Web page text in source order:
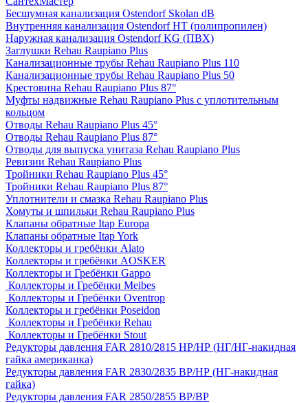
Бесшумная канализация Ostendorf Skolan dB
Внутренняя канализация Ostendorf HT (полипропилен)
Наружная канализация Ostendorf KG (ПВХ)
Заглушки Rehau Raupiano Plus
Канализационные трубы Rehau Raupiano Plus 110
Канализационные трубы Rehau Raupiano Plus 50
Крестовина Rehau Raupiano Plus 87°
Муфты надвижные Rehau Raupiano Plus с уплотительным
кольцом
Отводы Rehau Raupiano Plus 45°
Отводы Rehau Raupiano Plus 87°
Отводы для выпуска унитаза Rehau Raupiano Plus
Ревизии Rehau Raupiano Plus
Тройники Rehau Raupiano Plus 45°
Тройники Rehau Raupiano Plus 87°
Уплотнители и смазка Rehau Raupiano Plus
Хомуты и шпильки Rehau Raupiano Plus
Клапаны обратные Itap Europa
Клапаны обратные Itap York
Коллекторы и гребёнки Alato
Коллекторы и гребёнки AOSKER
Коллекторы и Гребёнки Gappo
Коллекторы и Гребёнки Meibes
Коллекторы и Гребёнки Oventrop
Коллекторы и гребёнки Poseidon
Коллекторы и Гребёнки Rehau
Коллекторы и Гребёнки Stout
Редукторы давления FAR 2810/2815 НР/НР (НГ/НГ-накидная
гайка американка)
Редукторы давления FAR 2830/2835 ВР/НР (НГ-накидная
гайка)
Редукторы давления FAR 2850/2855 ВР/ВР